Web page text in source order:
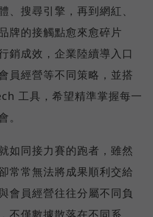
、搜尋引擎，再到網紅、
牌的接觸點愈來愈碎片
銷成效，企業陸續導入口
員經營等不同策略，並搭
工具，希望精準掌握每一
。
如同接力賽的跑者，雖然
常常無法將成果順利交給
會員經營往往分屬不同負
不僅數據散落在不同系